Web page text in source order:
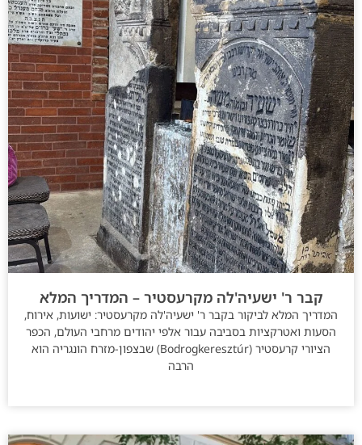
קבר ר' ישעיה'לה מקרעסטיר – המדריך המלא
המדריך המלא לביקור בקבר ר' ישעיה'לה מקרעסטיר: ישועות, אירוח,
הסעות ואטרקציות בסביבה עבור אלפי יהודים מרחבי העולם, הכפר
הציורי קרעסטיר (Bodrogkeresztúr) שבצפון-מזרח הונגריה הוא
הרבה